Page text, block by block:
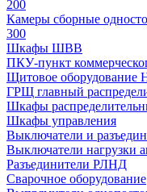
200
Камеры сборные
300
Шкафы ШВВ
ПКУ-пункт
Щитовое оборудование
ГРЩ главный
Шкафы
Шкафы управления
Выключатели и
Выключатели нагрузки
Разъединители РЛНД
Сварочное оборудование